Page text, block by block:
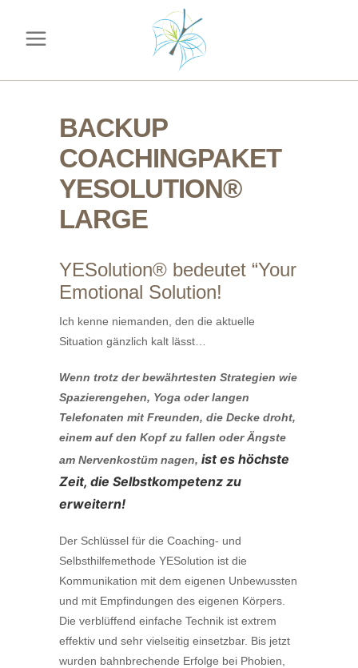
BACKUP
COACHINGPAKET
YESOLUTION®
LARGE
YESolution® bedeutet “Your
Emotional Solution!
Ich kenne niemanden, den die aktuelle
Situation gänzlich kalt lässt…
Wenn trotz der bewährtesten Strategien wie
Spazierengehen, Yoga oder langen
Telefonaten mit Freunden, die Decke droht,
einem auf den Kopf zu fallen oder Ängste
am Nervenkostüm nagen, ist es höchste
Zeit, die Selbstkompetenz zu
erweitern!
Der Schlüssel für die Coaching- und
Selbsthilfemethode YESolution ist die
Kommunikation mit dem eigenen Unbewussten
und mit Empfindungen des eigenen Körpers.
Die verblüffend einfache Technik ist extrem
effektiv und sehr vielseitig einsetzbar. Bis jetzt
wurden bahnbrechende Erfolge bei Phobien,